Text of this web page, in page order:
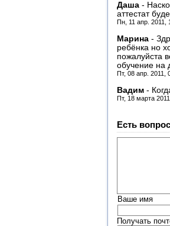
Даша -
аттестат
Пн, 11 апр. 2011,
Марина -
ребёнка но
пожалуйста
обучение на
Пт, 08 апр. 2011,
Вадим -
Пт, 18 марта
Есть
Ваше имя
Получать